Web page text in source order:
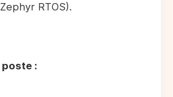
RTOS).
: